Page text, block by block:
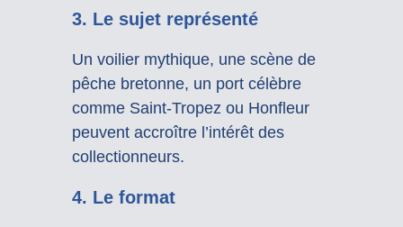
3. Le sujet représenté
Un voilier mythique, une scène de
pêche bretonne, un port célèbre
comme Saint-Tropez ou Honfleur
peuvent accroître l’intérêt des
collectionneurs.
4. Le format